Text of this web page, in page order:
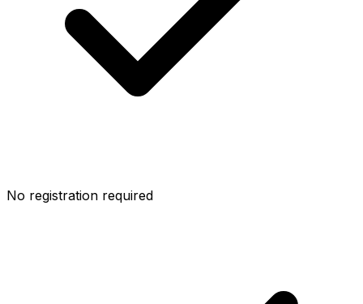
No registration required